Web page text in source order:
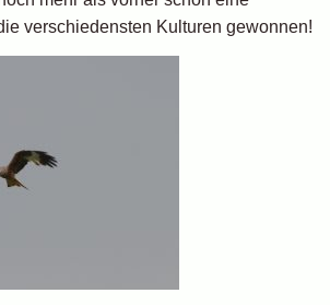
verschiedensten Kulturen gewonnen!